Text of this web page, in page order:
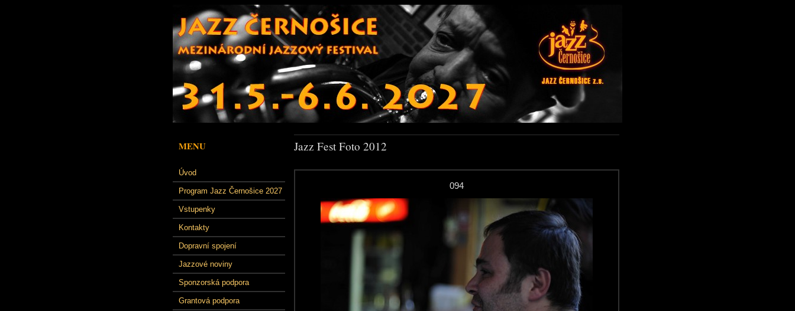
MENU
Úvod
Program Jazz Černošice 2027
Vstupenky
Kontakty
Dopravní spojení
Jazzové noviny
Sponzorská podpora
Grantová podpora
Jazz Fest Foto 2012
094